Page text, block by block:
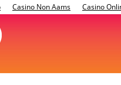
Casino Non Aams Casino